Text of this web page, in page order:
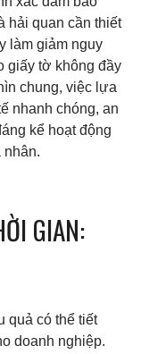
hải quan cần thiết
làm giảm nguy
giấy tờ không đầy
chung, việc lựa
nhanh chóng, an
kể hoạt động
nhân.
GIAN:
quả có thể tiết
doanh nghiệp.